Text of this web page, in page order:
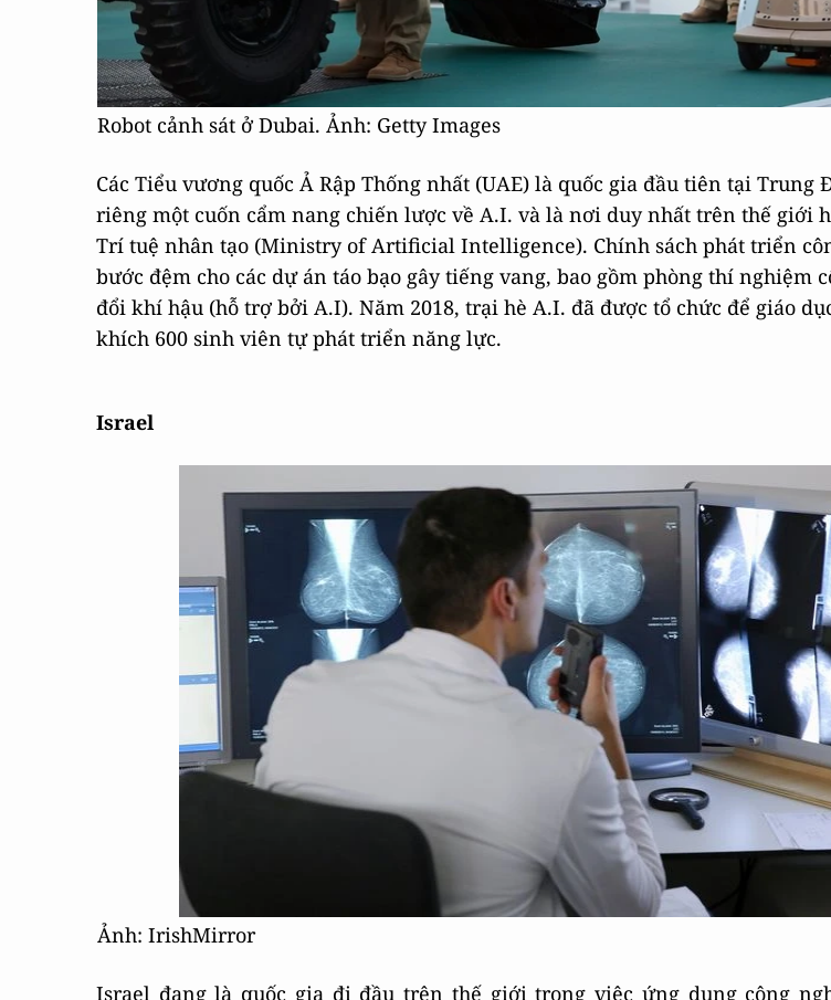
Robot cảnh sát ở Dubai. Ảnh: Getty Images
Các Tiểu vương quốc Ả Rập Thống nhất (UAE) là quốc gia đầu tiên tại Trung
riêng một cuốn cẩm nang chiến lược về A.I. và là nơi duy nhất trên thế giới
Trí tuệ nhân tạo (Ministry of Artificial Intelligence). Chính sách phát triển
bước đệm cho các dự án táo bạo gây tiếng vang, bao gồm phòng thí nghiệm
đổi khí hậu (hỗ trợ bởi A.I). Năm 2018, trại hè A.I. đã được tổ chức để giáo
khích 600 sinh viên tự phát triển năng lực.
Israel
Ảnh: IrishMirror
Israel đang là quốc gia đi đầu trên thế giới trong việc ứng dụng công